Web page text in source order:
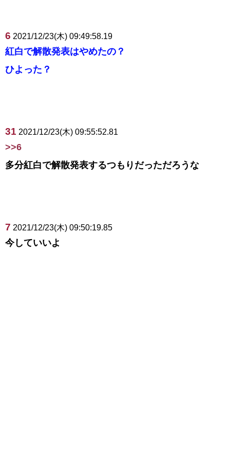
6 2021/12/23(木) 09:49:58.19
紅白で解散発表はやめたの？
ひよった？
31 2021/12/23(木) 09:55:52.81
>>6
多分紅白で解散発表するつもりだっただろうな
7 2021/12/23(木) 09:50:19.85
今していいよ